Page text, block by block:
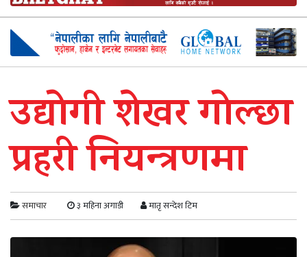
उद्योगी शेखर गोल्छा
प्रहरी नियन्त्रणमा
समाचार ३ महिना अगाडी मातृ सन्देश टिम